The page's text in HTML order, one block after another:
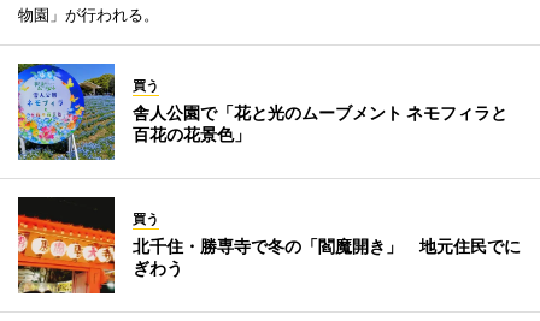
物園」が行われる。
買う
舎人公園で「花と光のムーブメント ネモフィラと
百花の花景色」
買う
北千住・勝専寺で冬の「閻魔開き」 地元住民でに
ぎわう